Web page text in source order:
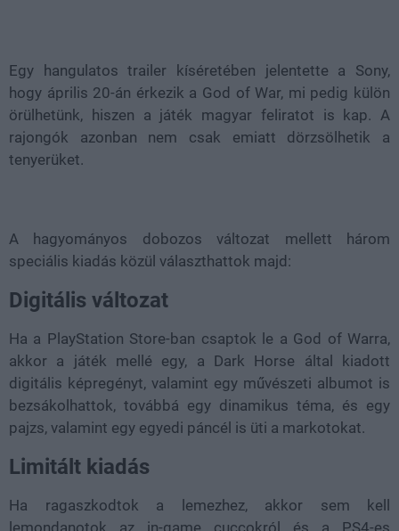
Egy hangulatos trailer kíséretében jelentette a Sony,
hogy április 20-án érkezik a God of War, mi pedig külön
örülhetünk, hiszen a játék magyar feliratot is kap. A
rajongók azonban nem csak emiatt dörzsölhetik a
tenyerüket.
A hagyományos dobozos változat mellett három
speciális kiadás közül választhattok majd:
Digitális változat
Ha a PlayStation Store-ban csaptok le a God of Warra,
akkor a játék mellé egy, a Dark Horse által kiadott
digitális képregényt, valamint egy művészeti albumot is
bezsákolhattok, továbbá egy dinamikus téma, és egy
pajzs, valamint egy egyedi páncél is üti a markotokat.
Limitált kiadás
Ha ragaszkodtok a lemezhez, akkor sem kell
lemondanotok az in-game cuccokról és a PS4-es